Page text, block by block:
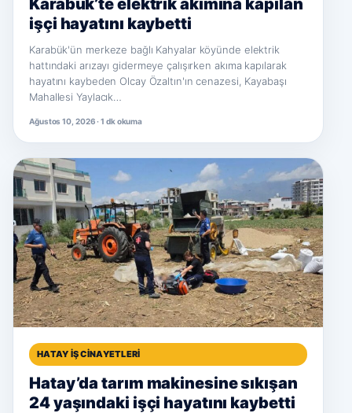
işçi hayatını kaybetti
Karabük'ün merkeze bağlı Kahyalar köyünde elektrik
hattındaki arızayı gidermeye çalışırken akıma kapılarak
hayatını kaybeden Olcay Özaltın'ın cenazesi, Kayabaşı
Mahallesi Yaylacık…
Ağustos 10, 2026 · 1 dk okuma
HATAY İŞ CINAYETLERI
Hatay’da tarım makinesine sıkışan
24 yaşındaki işçi hayatını kaybetti